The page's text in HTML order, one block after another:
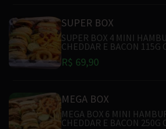
SUPER BOX
SUPER BOX 4 MINI
CHEDDAR E BACON 115G
R$ 69,90
MEGA BOX
MEGA BOX 6 MINI
CHEDDAR E BACON 250G